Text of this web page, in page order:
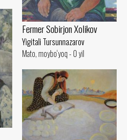
Fermer Sobirjon Xolikov
Yigitali Tursunnazarov
Mato, moybo‘yoq - 0 yil